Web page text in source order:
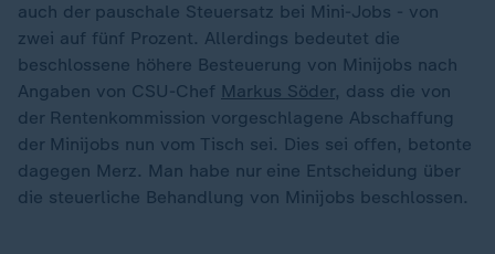
auch der pauschale Steuersatz bei Mini-Jobs - von
zwei auf fünf Prozent. Allerdings bedeutet die
beschlossene höhere Besteuerung von Minijobs nach
Angaben von CSU-Chef Markus Söder, dass die von
der Rentenkommission vorgeschlagene Abschaffung
der Minijobs nun vom Tisch sei. Dies sei offen, betonte
dagegen Merz. Man habe nur eine Entscheidung über
die steuerliche Behandlung von Minijobs beschlossen.